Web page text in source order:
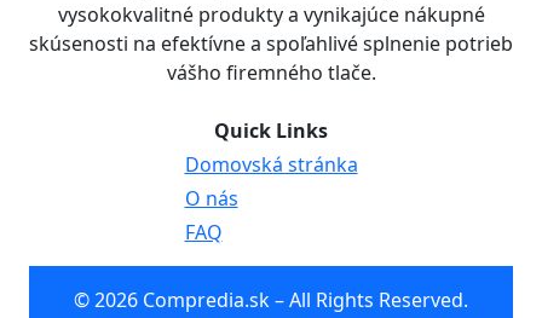
vysokokvalitné produkty a vynikajúce nákupné
skúsenosti na efektívne a spoľahlivé splnenie potrieb
vášho firemného tlače.
Quick Links
Domovská stránka
O nás
FAQ
© 2026 Compredia.sk – All Rights Reserved.